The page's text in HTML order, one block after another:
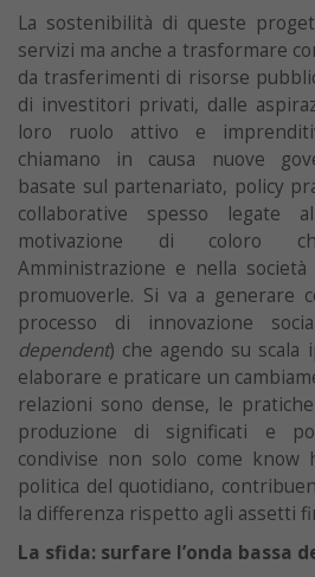
La sostenibilità di queste
servizi ma anche a trasformare
da trasferimenti di risorse
di investitori privati, dalle
loro ruolo attivo e
chiamano in causa nuove
basate sul partenariato, policy
collaborative spesso legate
motivazione di coloro
Amministrazione e nella
promuoverle. Si va a generare
processo di innovazione
dependent) che agendo su scala
elaborare e praticare un
relazioni sono dense, le
produzione di significati e
condivise non solo come know
politica del quotidiano,
la differenza rispetto agli assetti
La sfida: surfare l’onda bassa